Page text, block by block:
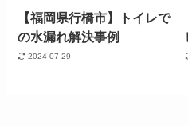
【福岡県行橋市】トイレで
の水漏れ解決事例
2024-07-29